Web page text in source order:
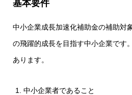
基本要件
中小企業成長加速化補助金の補助対
の飛躍的成長を目指す中小企業です
あります。
中小企業者であること